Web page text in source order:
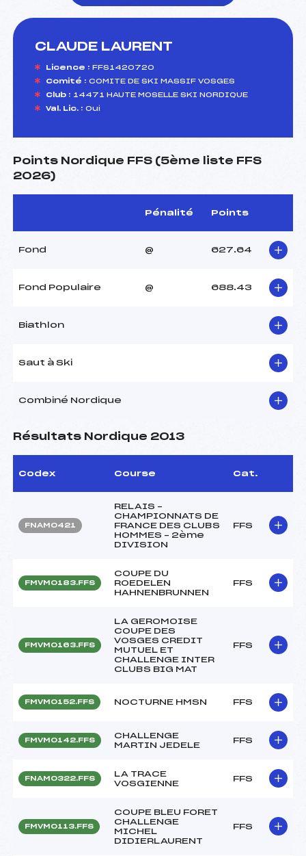
CLAUDE LAURENT
Licence : FFS1420720
Comité : COMITE DE SKI MASSIF VOSGES
Club : 14471 HAUTE MOSELLE SKI NORDIQUE
Val. Lic. : Oui
Points Nordique FFS (5ème liste FFS
2026)
Pénalité Points
Fond @ 627.64
Fond Populaire @ 688.43
Biathlon
Saut à Ski
Combiné Nordique
Résultats Nordique 2013
Codex Course Cat.
FNAM0421
RELAIS –
CHAMPIONNATS DE
FRANCE DES CLUBS
HOMMES – 2ème
DIVISION
FFS
FMVM0183.FFS
COUPE DU
ROEDELEN
HAHNENBRUNNEN
FFS
FMVM0163.FFS
LA GEROMOISE
COUPE DES
VOSGES CREDIT
MUTUEL ET
CHALLENGE INTER
CLUBS BIG MAT
FFS
FMVM0152.FFS NOCTURNE HMSN FFS
FMVM0142.FFS
CHALLENGE
MARTIN JEDELE
FFS
FNAM0322.FFS
LA TRACE
VOSGIENNE
FFS
FMVM0113.FFS
COUPE BLEU FORET
CHALLENGE
MICHEL
DIDIERLAURENT
FFS